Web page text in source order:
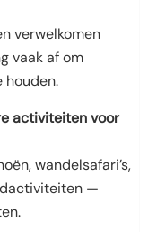
verwelkomen
vaak af om
houden.
activiteiten voor
wandelsafari’s,
—